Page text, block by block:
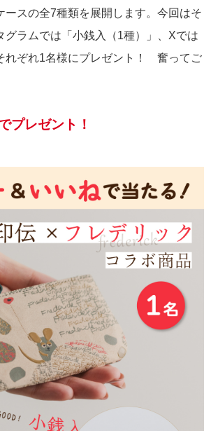
ースの全7種類を展開します。今回はそ
グラムでは「小銭入（1種）」、Xでは
れぞれ1名様にプレゼント！ 奮ってご
プレゼント！